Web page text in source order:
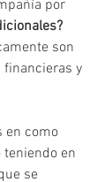
por
son
financieras y
en como
teniendo en
se